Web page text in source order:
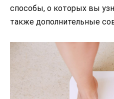
способы, о которых вы
также дополнительные